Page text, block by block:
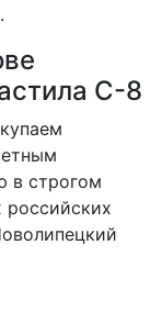
C-8
в строгом